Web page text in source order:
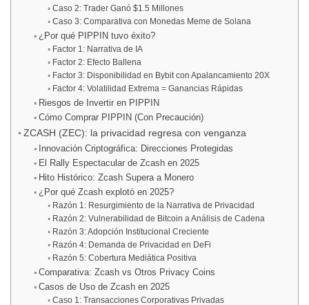
Caso 2: Trader Ganó $1.5 Millones
Caso 3: Comparativa con Monedas Meme de Solana
¿Por qué PIPPIN tuvo éxito?
Factor 1: Narrativa de IA
Factor 2: Efecto Ballena
Factor 3: Disponibilidad en Bybit con Apalancamiento 20X
Factor 4: Volatilidad Extrema = Ganancias Rápidas
Riesgos de Invertir en PIPPIN
Cómo Comprar PIPPIN (Con Precaución)
ZCASH (ZEC): la privacidad regresa con venganza
Innovación Criptográfica: Direcciones Protegidas
El Rally Espectacular de Zcash en 2025
Hito Histórico: Zcash Supera a Monero
¿Por qué Zcash explotó en 2025?
Razón 1: Resurgimiento de la Narrativa de Privacidad
Razón 2: Vulnerabilidad de Bitcoin a Análisis de Cadena
Razón 3: Adopción Institucional Creciente
Razón 4: Demanda de Privacidad en DeFi
Razón 5: Cobertura Mediática Positiva
Comparativa: Zcash vs Otros Privacy Coins
Casos de Uso de Zcash en 2025
Caso 1: Transacciones Corporativas Privadas